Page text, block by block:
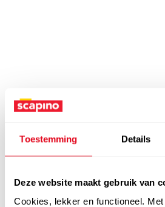
Toestemming Details
Deze website maakt gebruik van
Cookies, lekker en functioneel.